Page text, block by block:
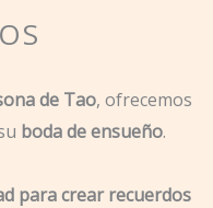
de Tao, ofrecemos
boda de ensueño.
para crear recuerdos